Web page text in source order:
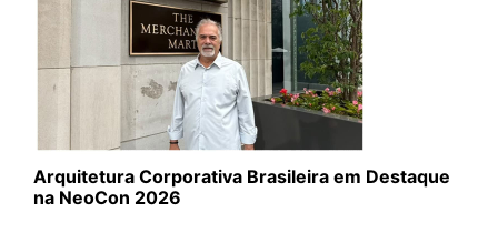
Arquitetura Corporativa Brasileira em Destaque
na NeoCon 2026